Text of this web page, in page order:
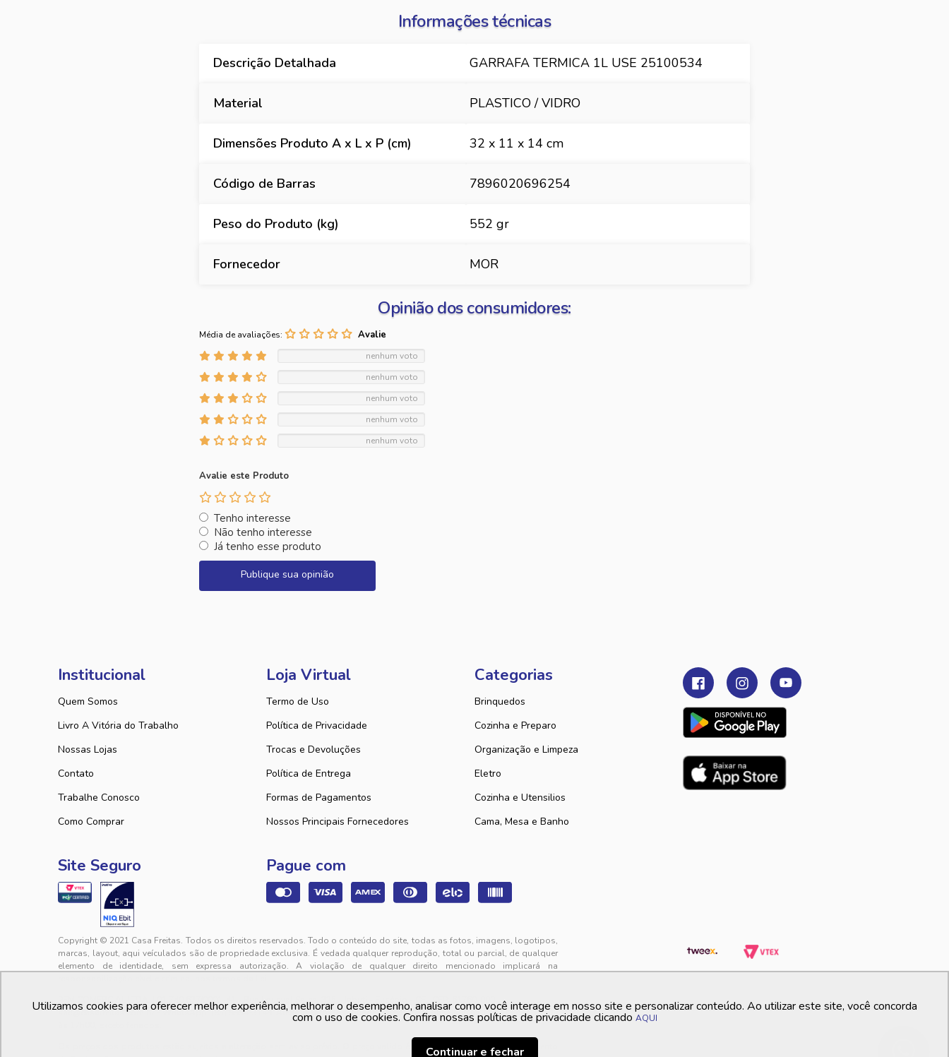
Informações técnicas
Descrição Detalhada GARRAFA TERMICA 1L USE 25100534
Material PLASTICO / VIDRO
Dimensões Produto A x L x P (cm) 32 x 11 x 14 cm
Código de Barras 7896020696254
Peso do Produto (kg) 552 gr
Fornecedor MOR
Opinião dos consumidores:
Média de avaliações:
nenhum voto
nenhum voto
nenhum voto
nenhum voto
nenhum voto
Avalie este Produto
Tenho interesse
Não tenho interesse
Já tenho esse produto
Publique sua opinião
Institucional
Quem Somos
Livro A Vitória do Trabalho
Nossas Lojas
Contato
Trabalhe Conosco
Como Comprar
Loja Virtual
Termo de Uso
Política de Privacidade
Trocas e Devoluções
Política de Entrega
Formas de Pagamentos
Nossos Principais Fornecedores
Categorias
Brinquedos
Cozinha e Preparo
Organização e Limpeza
Eletro
Cozinha e Utensilios
Cama, Mesa e Banho
Site Seguro Pague com
Copyright © 2021 Casa Freitas. Todos os direitos reservados. Todo o conteúdo do site, todas as fotos, imagens, logotipos,
marcas, layout, aqui veículados são de propriedade exclusiva. É vedada qualquer reprodução, total ou parcial, de qualquer
elemento de identidade, sem expressa autorização. A violação de qualquer direito mencionado implicará na
PFM COMERCIAL LTDA. | 01.740.627/0001-41 - Rua Lourival Sales, 325 - Jabuti - Eusébio - CE | CEP: 61760-000
sac@casafreitas.com.br - WhatsApp: (85) 9994-3149. Atendimento de segunda a sexta-feira das 9h00 às 12h00 e das 13h00
Os preços dos produtos estão sujeitos a alteração sem aviso prévio. O preço valido é sempre o apresentado no momento
Utilizamos cookies para oferecer melhor experiência, melhorar o desempenho, analisar como você interage em nosso site e personalizar conteúdo. Ao utilizar este site, você concorda
com o uso de cookies. Confira nossas políticas de privacidade clicando AQUI
Continuar e fechar